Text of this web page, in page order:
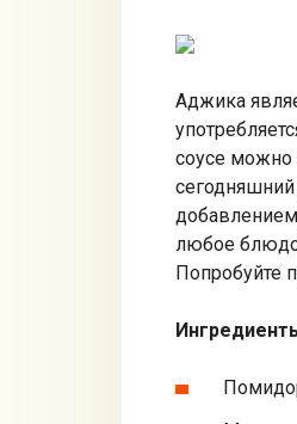
Аджика
соусе можно
любое
Попробуйте